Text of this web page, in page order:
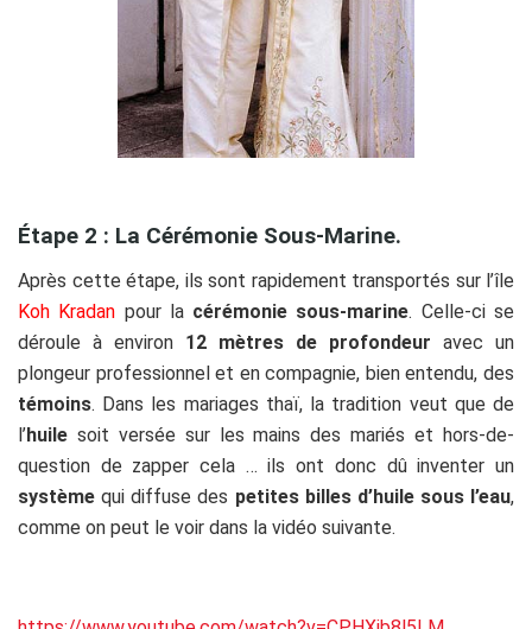
Étape 2 : La Cérémonie Sous-Marine.
Après cette étape, ils sont rapidement transportés sur l’île
Koh Kradan pour la cérémonie sous-marine. Celle-ci se
déroule à environ 12 mètres de profondeur avec un
plongeur professionnel et en compagnie, bien entendu, des
témoins. Dans les mariages thaï, la tradition veut que de
l’huile soit versée sur les mains des mariés et hors-de-
question de zapper cela … ils ont donc dû inventer un
système qui diffuse des petites billes d’huile sous l’eau,
comme on peut le voir dans la vidéo suivante.